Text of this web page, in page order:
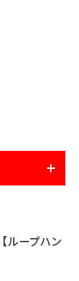
ループハン